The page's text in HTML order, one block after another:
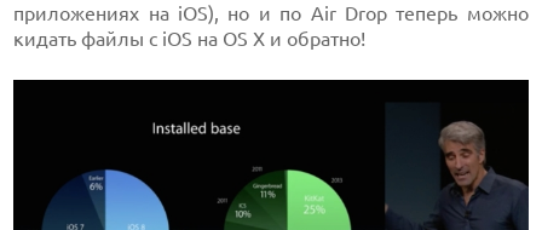
приложениях на iOS), но и по Air Drop теперь можно
кидать файлы с iOS на OS X и обратно!